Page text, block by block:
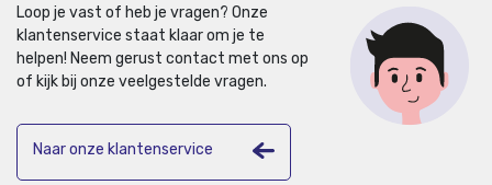
Loop je vast of heb je vragen? Onze
klantenservice staat klaar om je te
helpen! Neem gerust contact met ons op
of kijk bij onze veelgestelde vragen.
Naar onze klantenservice